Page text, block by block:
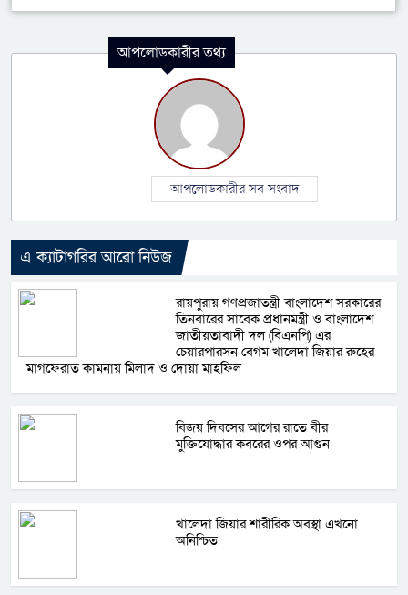
আপলোডকারীর তথ্য
আপলোডকারীর সব সংবাদ
এ ক্যাটাগরির আরো নিউজ
রায়পুরায় গণপ্রজাতন্ত্রী বাংলাদেশ সরকারের
তিনবারের সাবেক প্রধানমন্ত্রী ও বাংলাদেশ
জাতীয়তাবাদী দল (বিএনপি) এর
চেয়ারপারসন বেগম খালেদা জিয়ার রুহের
মাগফেরাত কামনায় মিলাদ ও দোয়া মাহফিল
বিজয় দিবসের আগের রাতে বীর
মুক্তিযোদ্ধার কবরের ওপর আগুন
খালেদা জিয়ার শারীরিক অবস্থা এখনো
অনিশ্চিত